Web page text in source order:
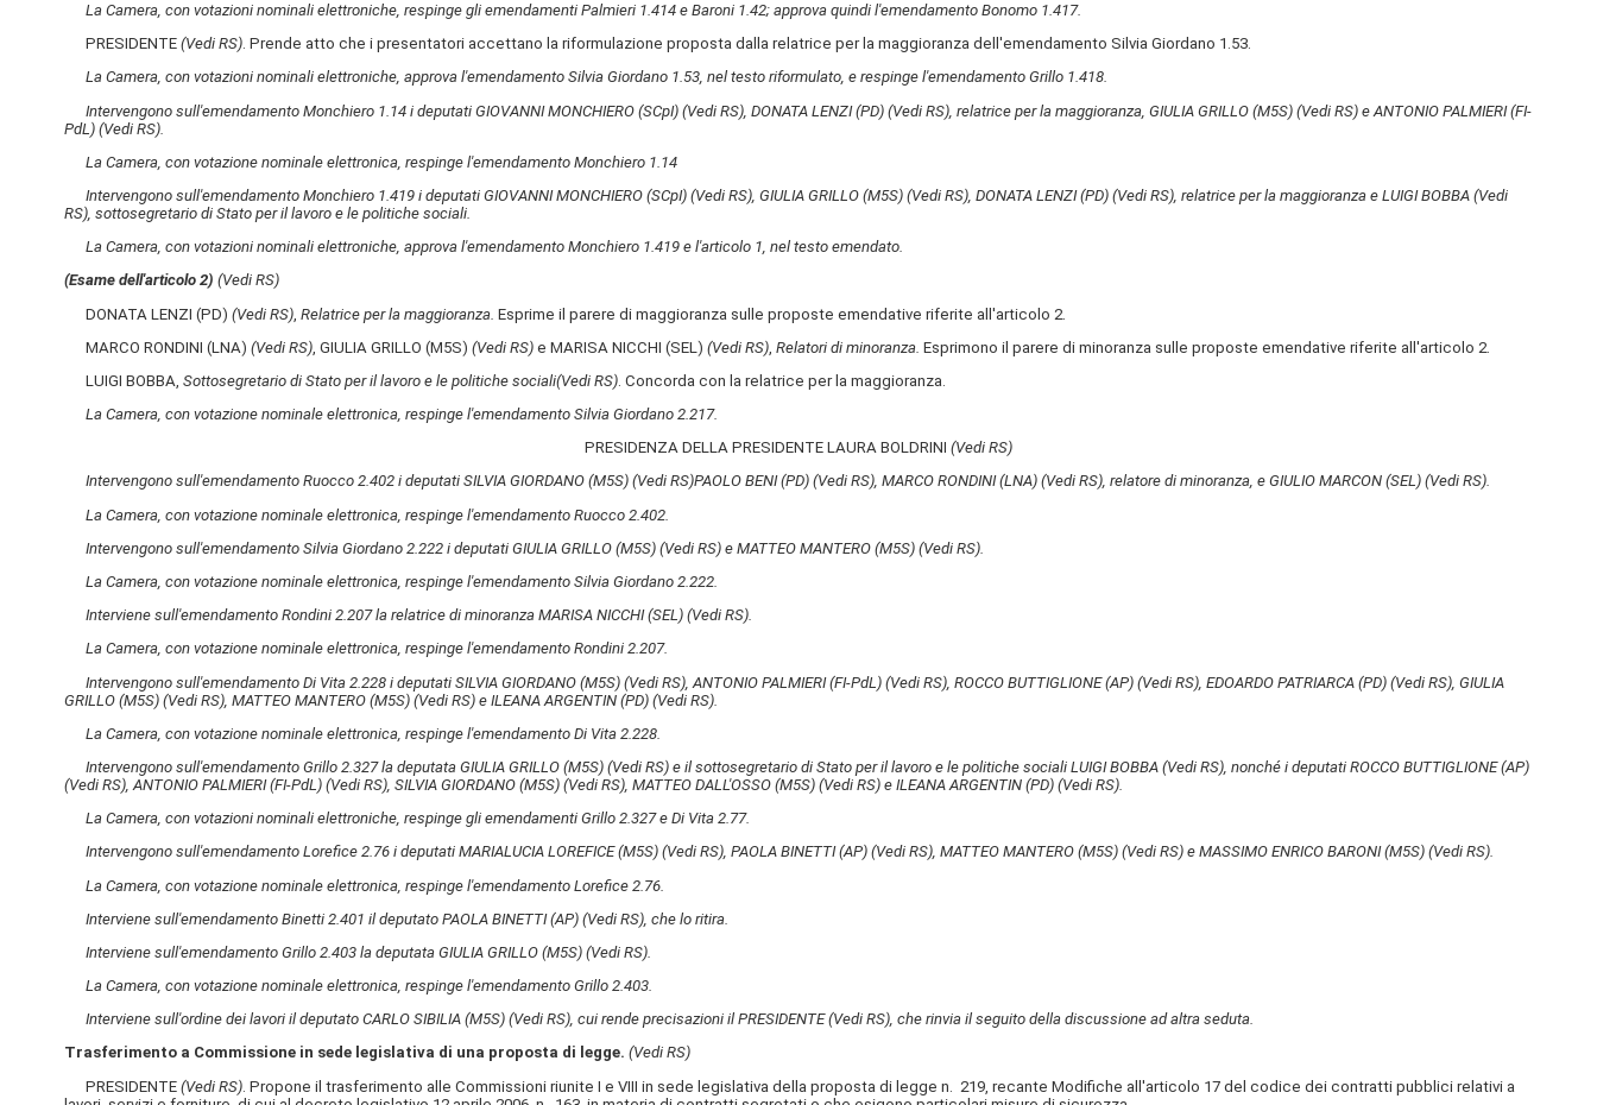
La Camera, con votazioni nominali elettroniche, respinge gli emendamenti Palmieri 1.414 e Baroni 1.42; approva quindi l'emendamento Bonomo 1.417.
PRESIDENTE (Vedi RS). Prende atto che i presentatori accettano la riformulazione proposta dalla relatrice per la maggioranza dell'emendamento Silvia Giordano 1.53.
La Camera, con votazioni nominali elettroniche, approva l'emendamento Silvia Giordano 1.53, nel testo riformulato, e respinge l'emendamento Grillo 1.418.
Intervengono sull'emendamento Monchiero 1.14 i deputati GIOVANNI MONCHIERO (SCpI) (Vedi RS), DONATA LENZI (PD) (Vedi RS), relatrice per la maggioranza, GIULIA GRILLO (M5S) (Vedi RS)e ANTONIO PALMIERI (FI-
PdL) (Vedi RS).
La Camera, con votazione nominale elettronica, respinge l'emendamento Monchiero 1.14
Intervengono sull'emendamento Monchiero 1.419 i deputati GIOVANNI MONCHIERO (SCpI) (Vedi RS), GIULIA GRILLO (M5S) (Vedi RS), DONATA LENZI (PD) (Vedi RS), relatrice per la maggioranza e LUIGI BOBBA (Vedi
RS), sottosegretario di Stato per il lavoro e le politiche sociali.
La Camera, con votazioni nominali elettroniche, approva l'emendamento Monchiero 1.419 e l'articolo 1, nel testo emendato.
(Esame dell'articolo 2) (Vedi RS)
DONATA LENZI (PD) (Vedi RS), Relatrice per la maggioranza. Esprime il parere di maggioranza sulle proposte emendative riferite all'articolo 2.
MARCO RONDINI (LNA) (Vedi RS), GIULIA GRILLO (M5S) (Vedi RS)e MARISA NICCHI (SEL) (Vedi RS), Relatori di minoranza. Esprimono il parere di minoranza sulle proposte emendative riferite all'articolo 2.
LUIGI BOBBA, Sottosegretario di Stato per il lavoro e le politiche sociali(Vedi RS). Concorda con la relatrice per la maggioranza.
La Camera, con votazione nominale elettronica, respinge l'emendamento Silvia Giordano 2.217.
PRESIDENZA DELLA PRESIDENTE LAURA BOLDRINI (Vedi RS)
Intervengono sull'emendamento Ruocco 2.402 i deputati SILVIA GIORDANO (M5S) (Vedi RS)PAOLO BENI (PD) (Vedi RS), MARCO RONDINI (LNA) (Vedi RS), relatore di minoranza, e GIULIO MARCON (SEL) (Vedi RS).
La Camera, con votazione nominale elettronica, respinge l'emendamento Ruocco 2.402.
Intervengono sull'emendamento Silvia Giordano 2.222 i deputati GIULIA GRILLO (M5S) (Vedi RS)e MATTEO MANTERO (M5S) (Vedi RS).
La Camera, con votazione nominale elettronica, respinge l'emendamento Silvia Giordano 2.222.
Interviene sull'emendamento Rondini 2.207 la relatrice di minoranza MARISA NICCHI (SEL) (Vedi RS).
La Camera, con votazione nominale elettronica, respinge l'emendamento Rondini 2.207.
Intervengono sull'emendamento Di Vita 2.228 i deputati SILVIA GIORDANO (M5S) (Vedi RS), ANTONIO PALMIERI (FI-PdL) (Vedi RS), ROCCO BUTTIGLIONE (AP) (Vedi RS), EDOARDO PATRIARCA (PD) (Vedi RS), GIULIA
GRILLO (M5S) (Vedi RS), MATTEO MANTERO (M5S) (Vedi RS)e ILEANA ARGENTIN (PD) (Vedi RS).
La Camera, con votazione nominale elettronica, respinge l'emendamento Di Vita 2.228.
Intervengono sull'emendamento Grillo 2.327 la deputata GIULIA GRILLO (M5S) (Vedi RS)e il sottosegretario di Stato per il lavoro e le politiche sociali LUIGI BOBBA (Vedi RS), nonché i deputati ROCCO BUTTIGLIONE (AP)
(Vedi RS), ANTONIO PALMIERI (FI-PdL) (Vedi RS), SILVIA GIORDANO (M5S) (Vedi RS), MATTEO DALL'OSSO (M5S) (Vedi RS)e ILEANA ARGENTIN (PD) (Vedi RS).
La Camera, con votazioni nominali elettroniche, respinge gli emendamenti Grillo 2.327 e Di Vita 2.77.
Intervengono sull'emendamento Lorefice 2.76 i deputati MARIALUCIA LOREFICE (M5S) (Vedi RS), PAOLA BINETTI (AP) (Vedi RS), MATTEO MANTERO (M5S) (Vedi RS)e MASSIMO ENRICO BARONI (M5S) (Vedi RS).
La Camera, con votazione nominale elettronica, respinge l'emendamento Lorefice 2.76.
Interviene sull'emendamento Binetti 2.401 il deputato PAOLA BINETTI (AP) (Vedi RS), che lo ritira.
Interviene sull'emendamento Grillo 2.403 la deputata GIULIA GRILLO (M5S) (Vedi RS).
La Camera, con votazione nominale elettronica, respinge l'emendamento Grillo 2.403.
Interviene sull'ordine dei lavori il deputato CARLO SIBILIA (M5S) (Vedi RS), cui rende precisazioni il PRESIDENTE(Vedi RS), che rinvia il seguito della discussione ad altra seduta.
Trasferimento a Commissione in sede legislativa di una proposta di legge. (Vedi RS)
PRESIDENTE (Vedi RS). Propone il trasferimento alle Commissioni riunite I e VIII in sede legislativa della proposta di legge n. 219, recante Modifiche all'articolo 17 del codice dei contratti pubblici relativi a